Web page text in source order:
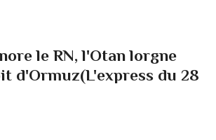
le RN, l'Otan lorgne
d'Ormuz(L'express du 28